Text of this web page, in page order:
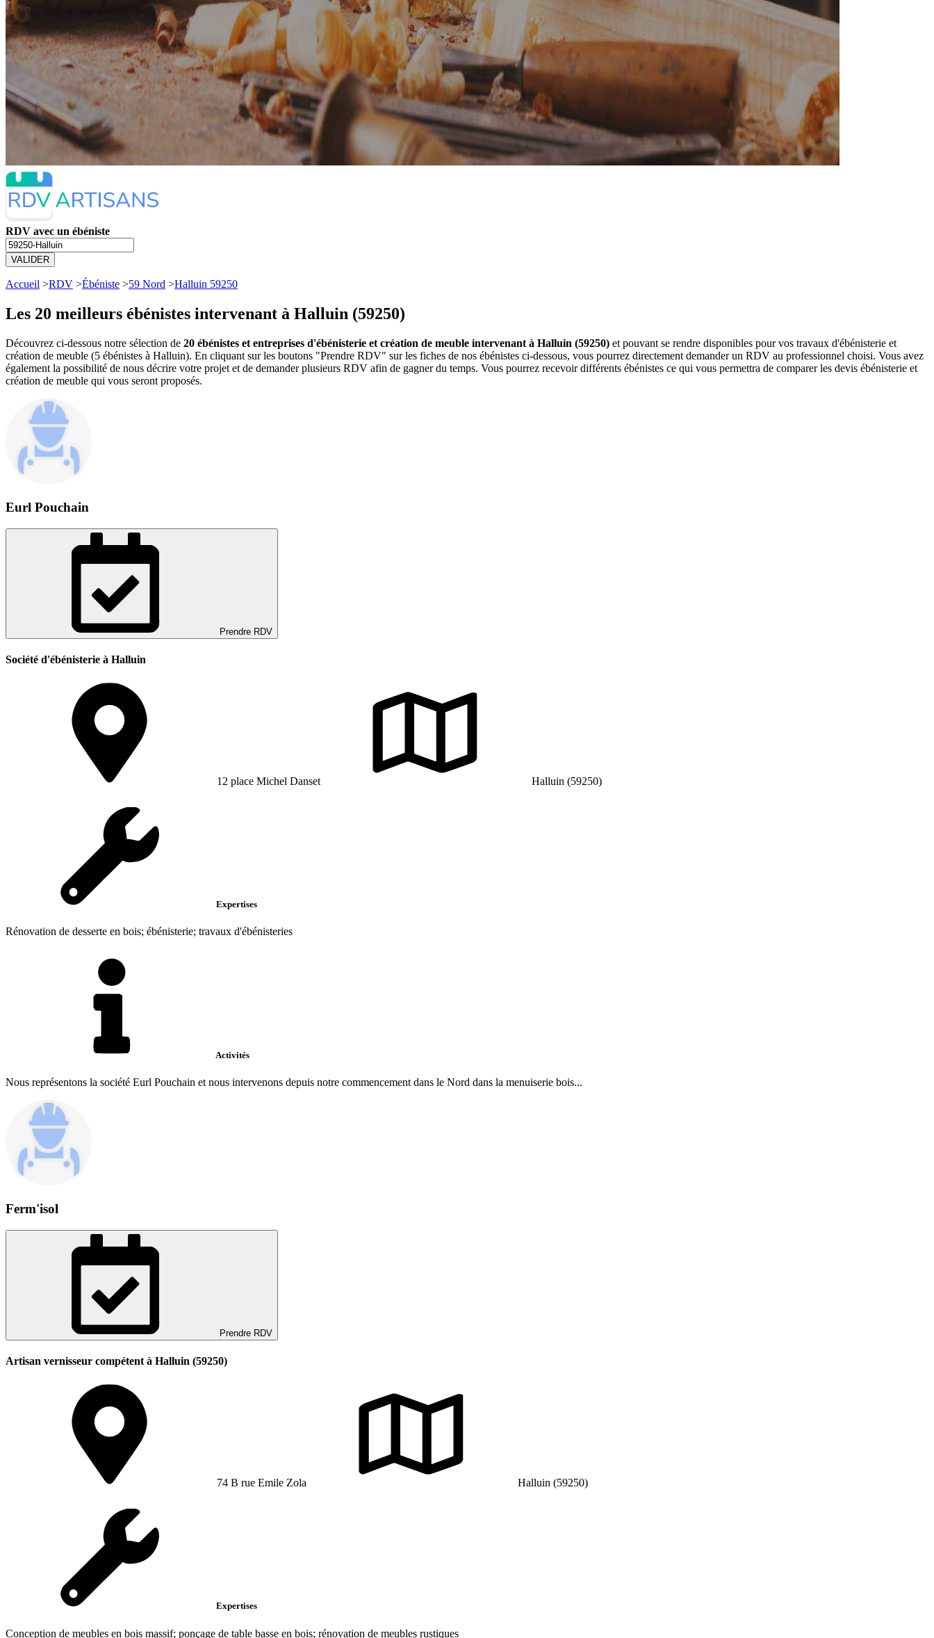
RDV avec un ébéniste
VALIDER
Accueil >RDV >Ébéniste >59 Nord >Halluin 59250
Les 20 meilleurs ébénistes intervenant à Halluin (59250)
Découvrez ci-dessous notre sélection de 20 ébénistes et entreprises d'ébénisterie et création de meuble intervenant à Halluin (59250) et pouvant se rendre disponibles pour vos travaux d'ébénisterie et
création de meuble (5 ébénistes à Halluin). En cliquant sur les boutons "Prendre RDV" sur les fiches de nos ébénistes ci-dessous, vous pourrez directement demander un RDV au professionnel choisi. Vous avez
également la possibilité de nous décrire votre projet et de demander plusieurs RDV afin de gagner du temps. Vous pourrez recevoir différents ébénistes ce qui vous permettra de comparer les devis ébénisterie et
création de meuble qui vous seront proposés.
Eurl Pouchain
Prendre RDV
Société d'ébénisterie à Halluin
12 place Michel Danset Halluin (59250)
Expertises
Rénovation de desserte en bois; ébénisterie; travaux d'ébénisteries
Activités
Nous représentons la société Eurl Pouchain et nous intervenons depuis notre commencement dans le Nord dans la menuiserie bois...
Ferm'isol
Prendre RDV
Artisan vernisseur compétent à Halluin (59250)
74 B rue Emile Zola Halluin (59250)
Expertises
Conception de meubles en bois massif; ponçage de table basse en bois; rénovation de meubles rustiques